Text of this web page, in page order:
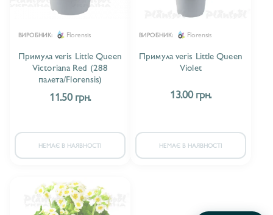
ВИРОБНИК: Florensis
Примула veris Little Queen
Victoriana Red (288
палета/Florensis)
11.50 грн.
НЕМАЄ В НАЯВНОСТІ
ВИРОБНИК: Florensis
Примула veris Little Queen
Violet
13.00 грн.
НЕМАЄ В НАЯВНОСТІ